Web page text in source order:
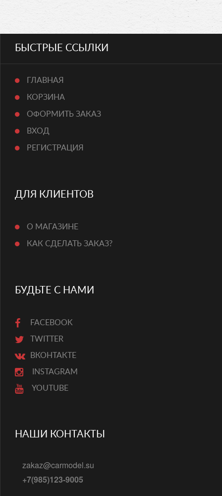
БЫСТРЫЕ ССЫЛКИ
ГЛАВНАЯ
КОРЗИНА
ОФОРМИТЬ ЗАКАЗ
ВХОД
РЕГИСТРАЦИЯ
ДЛЯ КЛИЕНТОВ
О МАГАЗИНЕ
КАК СДЕЛАТЬ ЗАКАЗ?
БУДЬТЕ С НАМИ
FACEBOOK
TWITTER
ВКОНТАКТЕ
INSTAGRAM
YOUTUBE
НАШИ КОНТАКТЫ
zakaz@carmodel.su
+7(985)123-9005